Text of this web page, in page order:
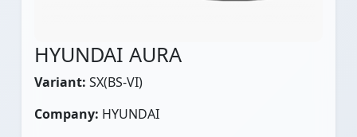
HYUNDAI AURA
Variant: SX(BS-VI)
Company: HYUNDAI